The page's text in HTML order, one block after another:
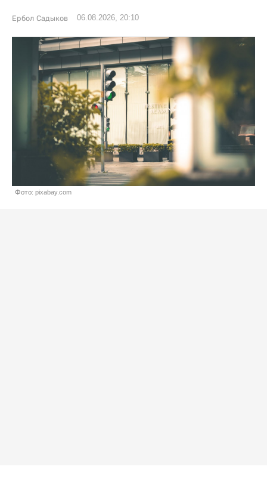
Ербол Садыков 06.08.2026, 20:10
Фото: pixabay.com